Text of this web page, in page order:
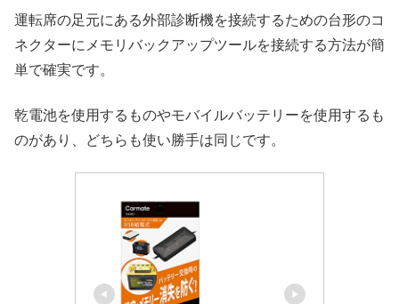
運転席の足元にある外部診断機を接続するための台形のコ
ネクターにメモリバックアップツールを接続する方法が簡
単で確実です。
乾電池を使用するものやモバイルバッテリーを使用するも
のがあり、どちらも使い勝手は同じです。